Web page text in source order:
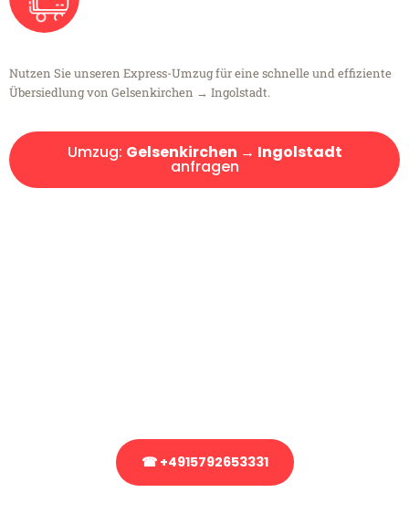
Nutzen Sie unseren Express-Umzug für eine schnelle und effiziente
Übersiedlung von Gelsenkirchen → Ingolstadt.
Umzug: Gelsenkirchen → Ingolstadt
anfragen
☎ +4915792653331